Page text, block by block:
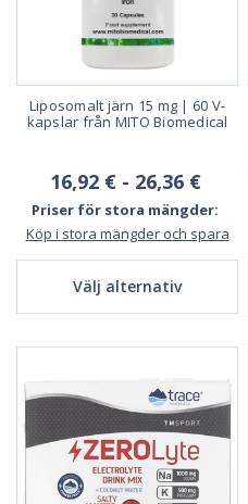
Liposomalt järn 15 mg | 60 V-
kapslar från MITO Biomedical
16,92 € - 26,36 €
Priser för stora mängder:
Köp i stora mängder och spara
Välj alternativ